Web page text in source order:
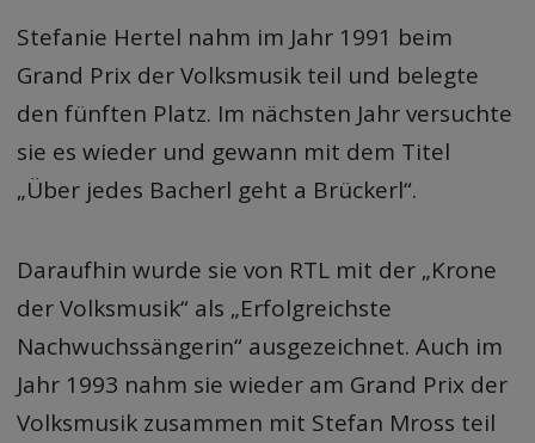
Stefanie Hertel nahm im Jahr 1991 beim
Grand Prix der Volksmusik teil und belegte
den fünften Platz. Im nächsten Jahr versuchte
sie es wieder und gewann mit dem Titel
„Über jedes Bacherl geht a Brückerl“.
Daraufhin wurde sie von RTL mit der „Krone
der Volksmusik“ als „Erfolgreichste
Nachwuchssängerin“ ausgezeichnet. Auch im
Jahr 1993 nahm sie wieder am Grand Prix der
Volksmusik zusammen mit Stefan Mross teil